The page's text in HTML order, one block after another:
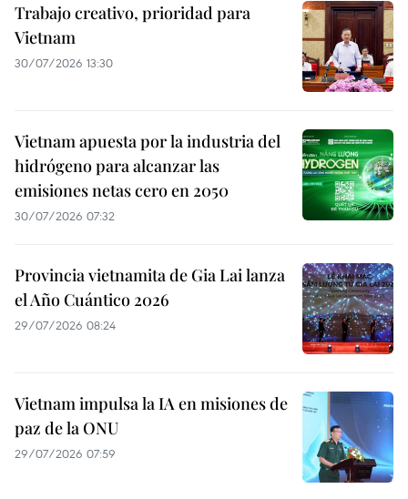
Trabajo creativo, prioridad para
Vietnam
30/07/2026 13:30
Vietnam apuesta por la industria del
hidrógeno para alcanzar las
emisiones netas cero en 2050
30/07/2026 07:32
Provincia vietnamita de Gia Lai lanza
el Año Cuántico 2026
29/07/2026 08:24
Vietnam impulsa la IA en misiones de
paz de la ONU
29/07/2026 07:59